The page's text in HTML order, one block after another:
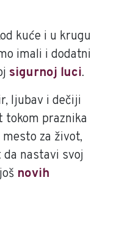
kuće i u krugu
imali i dodatni
sigurnoj luci.
ljubav i dečiji
tokom praznika
za život,
nastavi svoj
novih